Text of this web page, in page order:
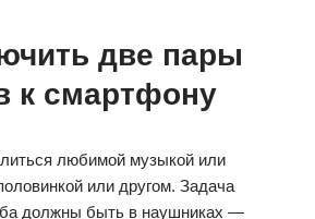
две пары
к смартфону
любимой музыкой или
или другом. Задача
должны быть в наушниках —